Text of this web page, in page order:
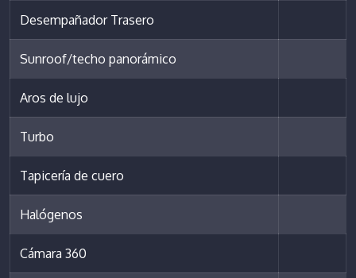
Desempañador Trasero
Sunroof/techo panorámico
Aros de lujo
Turbo
Tapicería de cuero
Halógenos
Cámara 360